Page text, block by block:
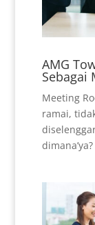
AMG
Sebagai
Meeting
ramai,